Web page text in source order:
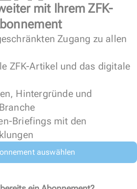
mit Ihrem ZFK-
Zugang zu allen
ZFK-Artikel und das digitale
Hintergründe und
Briefings mit den
auswählen